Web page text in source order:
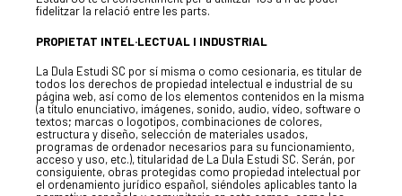
fidelitzar la relació entre les parts.
PROPIETAT INTEL·LECTUAL I INDUSTRIAL
La Dula Estudi SC por sí misma o como cesionaria, es titular de
todos los derechos de propiedad intelectual e industrial de su
página web, así como de los elementos contenidos en la misma
(a título enunciativo, imágenes, sonido, audio, vídeo, software o
textos; marcas o logotipos, combinaciones de colores,
estructura y diseño, selección de materiales usados,
programas de ordenador necesarios para su funcionamiento,
acceso y uso, etc.), titularidad de La Dula Estudi SC. Serán, por
consiguiente, obras protegidas como propiedad intelectual por
el ordenamiento jurídico español, siéndoles aplicables tanto la
SERVEIS